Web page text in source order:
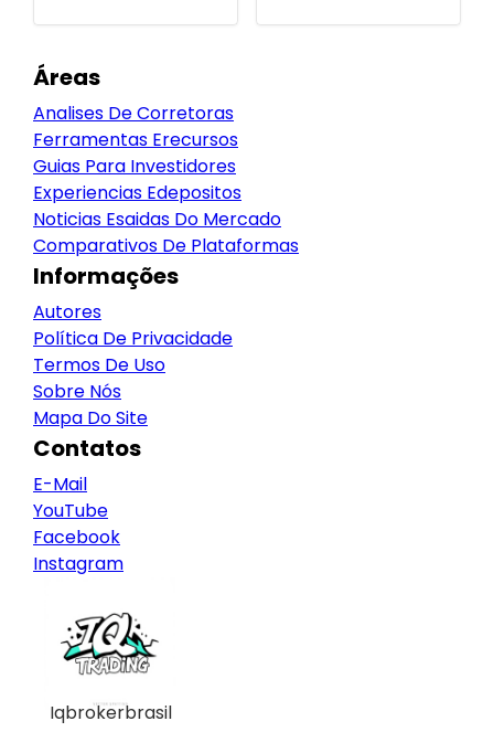
Áreas
Analises De Corretoras
Ferramentas Erecursos
Guias Para Investidores
Experiencias Edepositos
Noticias Esaidas Do Mercado
Comparativos De Plataformas
Informações
Autores
Política De Privacidade
Termos De Uso
Sobre Nós
Mapa Do Site
Contatos
E-Mail
YouTube
Facebook
Instagram
Iqbrokerbrasil